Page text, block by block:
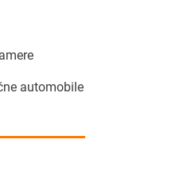
automobile